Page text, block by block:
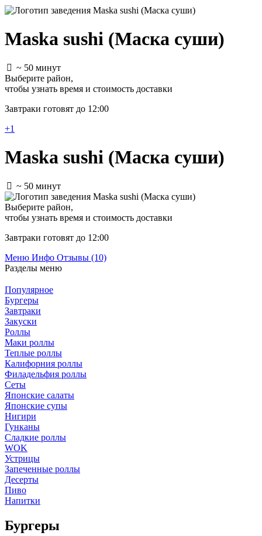
Maska sushi (Маска суши)
~ 50 минут
Выберите район,
чтобы узнать время и стоимость доставки
Завтраки готовят до 12:00
+1
Maska sushi (Маска суши)
~ 50 минут
Выберите район,
чтобы узнать время и стоимость доставки
Завтраки готовят до 12:00
Меню Инфо Отзывы (10)
Разделы меню
Популярное
Бургеры
Завтраки
Закуски
Роллы
Маки роллы
Теплые роллы
Калифорния роллы
Филадельфия роллы
Сеты
Японские салаты
Японские супы
Нигири
Гунканы
Сладкие роллы
WOK
Устрицы
Запеченные роллы
Десерты
Пиво
Напитки
Бургеры